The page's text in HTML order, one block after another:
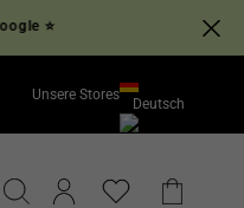
Unsere Stores
Deutsch
Deutsch
SUCHE EINLOGGEN